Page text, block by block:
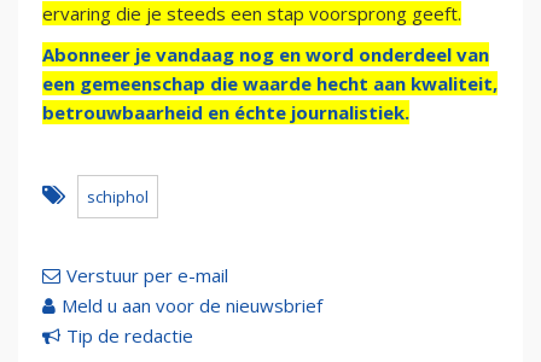
ervaring die je steeds een stap voorsprong geeft.
Abonneer je vandaag nog en word onderdeel van
een gemeenschap die waarde hecht aan kwaliteit,
betrouwbaarheid en échte journalistiek.
schiphol
Verstuur per e-mail
Meld u aan voor de nieuwsbrief
Tip de redactie